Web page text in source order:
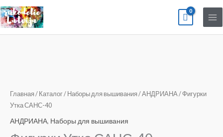
Перейти
к
содержимому
Главная / Каталог/ Наборы для вышивания /АНДРИАНА/ Фигурки
Утка САНС-40
АНДРИАНА, Наборы для вышивания
Фигурки
Утка
САНС-40